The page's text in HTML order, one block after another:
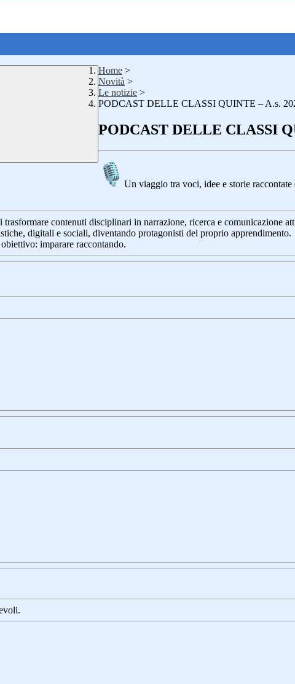
Home >
Novità >
Le notizie >
PODCAST DELLE CLASSI QUINTE – A.s.
PODCAST DELLE CLASSI
Un viaggio tra voci, idee e storie
contenuti disciplinari in narrazione, ricerca e comunicazione
digitali e sociali, diventando protagonisti del proprio apprendimento.
imparare raccontando.